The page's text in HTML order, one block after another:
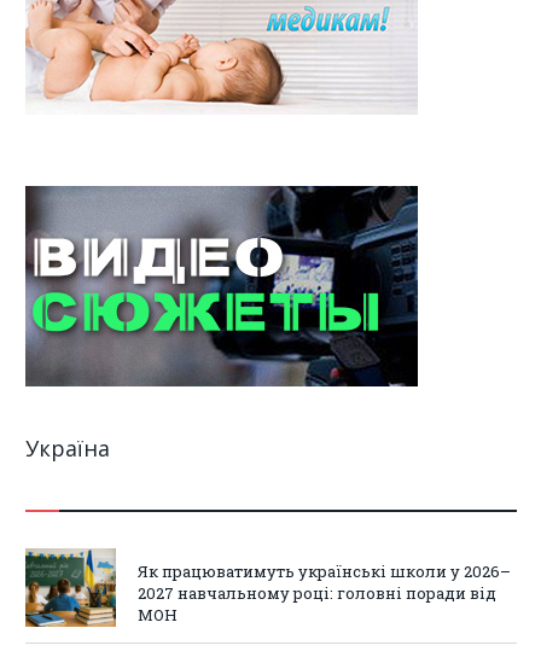
Україна
Як працюватимуть українські школи у 2026–
2027 навчальному році: головні поради від
МОН